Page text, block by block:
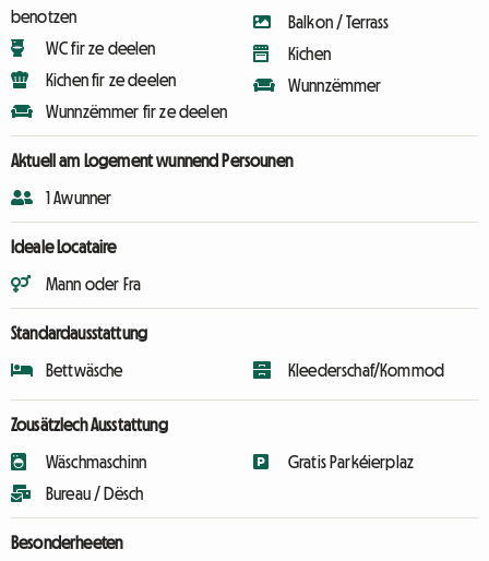
benotzen
WC fir ze deelen
Kichen fir ze deelen
Wunnzëmmer fir ze deelen
Balkon / Terrass
Kichen
Wunnzëmmer
Aktuell am Logement wunnend Persounen
1 Awunner
Ideale Locataire
Mann oder Fra
Standardausstattung
Bettwäsche Kleederschaf/Kommod
Zousätzlech Ausstattung
Wäschmaschinn
Bureau / Dësch
Gratis Parkéierplaz
Besonderheeten